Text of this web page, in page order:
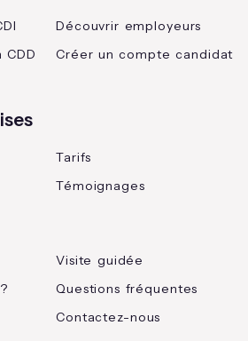
Découvrir employeurs
Créer un compte candidat
Tarifs
Témoignages
Visite guidée
Questions fréquentes
Contactez-nous